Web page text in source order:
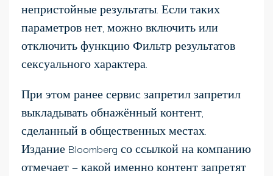
непристойные результаты. Если таких
параметров нет, можно включить или
отключить функцию Фильтр результатов
сексуального характера.
При этом ранее сервис запретил запретил
выкладывать обнажённый контент,
сделанный в общественных местах.
Издание Bloomberg со ссылкой на компанию
отмечает — какой именно контент запретят